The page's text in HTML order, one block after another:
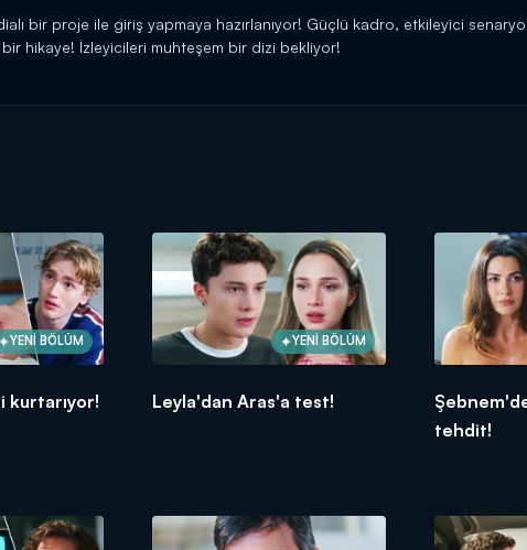
bir proje ile giriş yapmaya hazırlanıyor! Güçlü kadro, etkileyici
hikaye! İzleyicileri muhteşem bir dizi bekliyor!
dedikoduları ve özel haberleriyle Magazin D Pazar, Kanal D'de!
YENİ BÖLÜM
kurtarıyor!
YENİ BÖLÜM
Leyla'dan Aras'a test!
tehdit!